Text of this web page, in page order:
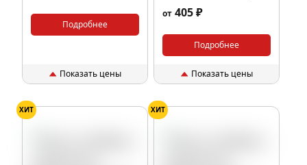
Подробнее
Показать цены
от 405 ₽
Подробнее
Показать цены
ХИТ ХИТ